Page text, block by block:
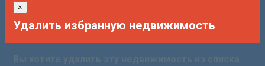
×
Удалить избранную недвижимость
Вы хотите удалить эту недвижимость из списка